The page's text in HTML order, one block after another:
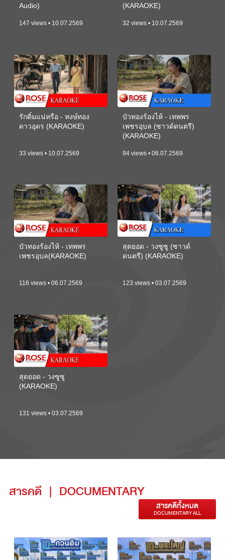
Audio)
147 views • 10.07.2569
(KARAOKE)
32 views • 10.07.2569
รักติ๋มแน่หรือ - หงษ์ทอง
ดาวอุดร (KARAOKE)
33 views • 10.07.2569
บัวทองร้องไห้ - เทพพร
เพชรอุบล (ซาวด์ดนตรี)
(KARAOKE)
94 views • 06.07.2569
บัวทองร้องไห้ - เทพพร
เพชรอุบล(KARAOKE)
116 views • 06.07.2569
สุดยอด - วงซูซู (ซาวด์
ดนตรี) (KARAOKE)
123 views • 03.07.2569
สุดยอด - วงซูซู
(KARAOKE)
131 views • 03.07.2569
สารคดี | DOCUMENTARY
สารคดีทั้งหมด
DOCUMENTARY ALL